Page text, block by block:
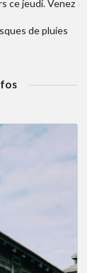
ce jeudi. Venez
de pluies